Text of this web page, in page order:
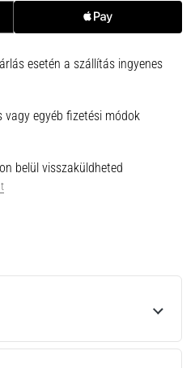
esetén a szállítás ingyenes
vagy egyéb fizetési módok
belül visszaküldheted